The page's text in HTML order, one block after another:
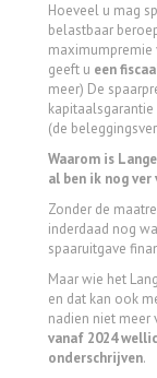
Hoeveel u mag
belastbaar
maximumpremie
geeft u een
meer) De
(de
Waarom is
al ben ik nog ver
Zonder de
inderdaad nog
spaaruitgave
Maar wie het
en dat kan ook
nadien niet meer
vanaf 2024
onderschrijven.